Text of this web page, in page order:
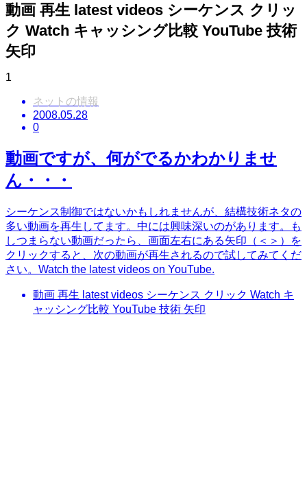
動画 再生 latest videos シーケンス クリッ
ク Watch キャッシング比較 YouTube 技術
矢印
1
ネットの情報
2008.05.28
0
動画ですが、何がでるかわかりませ
ん・・・
シーケンス制御ではないかもしれませんが、結構技術ネタの
多い動画を再生してます。中には興味深いのがあります。も
しつまらない動画だったら、画面左右にある矢印（＜＞）を
クリックすると、次の動画が再生されるので試してみてくだ
さい。Watch the latest videos on YouTube.
動画 再生 latest videos シーケンス クリック Watch キ
ャッシング比較 YouTube 技術 矢印